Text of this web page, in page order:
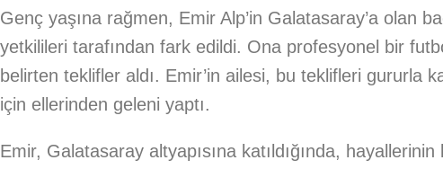
Genç yaşına rağmen, Emir Alp’in Galatasaray’a olan
yetkilileri tarafından fark edildi. Ona profesyonel bir
belirten teklifler aldı. Emir’in ailesi, bu teklifleri gururla
için ellerinden geleni yaptı.
Emir, Galatasaray altyapısına katıldığında,